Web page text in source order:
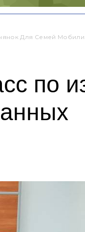
Для Семей
по